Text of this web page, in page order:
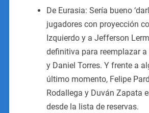
De Eurasia: Sería bueno
jugadores con proyección
Izquierdo y a Jefferson
definitiva para reemplazar
y Daniel Torres. Y frente a
último momento, Felipe
Rodallega y Duván Zapata
desde la lista de reservas.